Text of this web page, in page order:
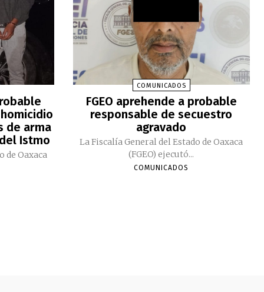
de arma
Istmo
de Oaxaca
COMUNICADOS
FGEO aprehende a probable
responsable de secuestro
agravado
La Fiscalía General del Estado de Oaxaca
(FGEO) ejecutó...
COMUNICADOS